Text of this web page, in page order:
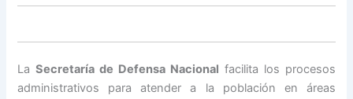
LaSecretaría de Defensa Nacional facilita los procesos
administrativos para atender a la población en áreas